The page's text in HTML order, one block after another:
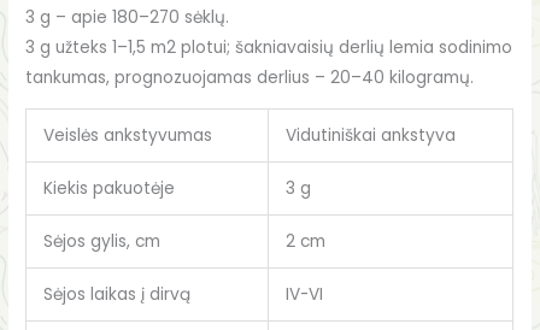
3 g – apie 180–270 sėklų.
3 g užteks 1–1,5 m2 plotui; šakniavaisių derlių lemia sodinimo
tankumas, prognozuojamas derlius – 20–40 kilogramų.
Veislės ankstyvumas Vidutiniškai ankstyva
Kiekis pakuotėje 3 g
Sėjos gylis, cm 2 cm
Sėjos laikas į dirvą IV-VI